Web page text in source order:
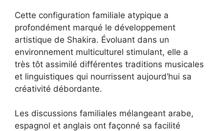
Cette configuration familiale atypique a
profondément marqué le développement
artistique de Shakira. Évoluant dans un
environnement multiculturel stimulant, elle a
très tôt assimilé différentes traditions musicales
et linguistiques qui nourrissent aujourd’hui sa
créativité débordante.
Les discussions familiales mélangeant arabe,
espagnol et anglais ont façonné sa facilité